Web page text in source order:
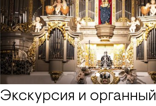
Экскурсия и органный